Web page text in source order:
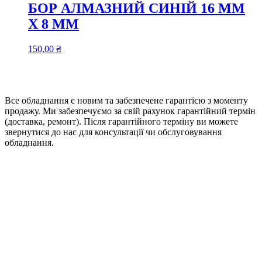
БОР АЛМАЗНИЙ СИНІЙ 16 ММ
Х 8 ММ
150,00 ₴
Все обладнання є новим та забезпечене гарантією з моменту
продажу. Ми забезпечуємо за свій рахунок гарантійний термін
(доставка, ремонт). Після гарантійного терміну ви можете
звернутися до нас для консультації чи обслуговування
обладнання.